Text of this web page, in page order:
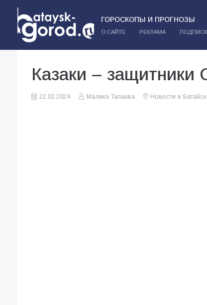
ГОРОСКОПЫ И ПРОГНОЗЫ
О САЙТЕ РЕКЛАМА
Казаки – защитники
22.02.2024 Малика Тапаева Новости в